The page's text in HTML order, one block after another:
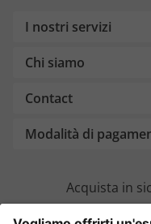
I nostri servizi
Chi siamo
Contact
Modalità di
Acquista in